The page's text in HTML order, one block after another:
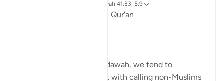
ayah 41:33, 5:9
Linguistic Gems from the Qur'an
When we hear the word dawah, we tend to
automatically associate it with calling non-Muslims